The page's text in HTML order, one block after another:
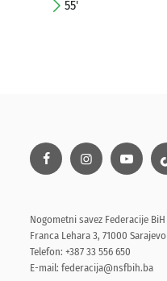
55'
Nogometni savez Federacije BiH
Franca Lehara 3, 71000 Sarajevo
Telefon: +387 33 556 650
E-mail: federacija@nsfbih.ba